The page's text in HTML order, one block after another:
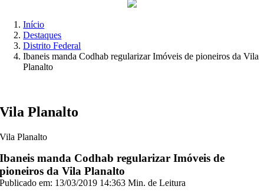
Início
Destaques
Distrito Federal
Ibaneis manda Codhab regularizar Imóveis de pioneiros da Vila
Planalto
Vila Planalto
Vila Planalto
Ibaneis manda Codhab regularizar Imóveis de
pioneiros da Vila Planalto
Publicado em: 13/03/2019 14:363 Min. de Leitura